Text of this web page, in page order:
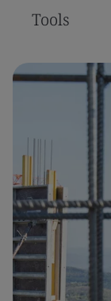
Tools